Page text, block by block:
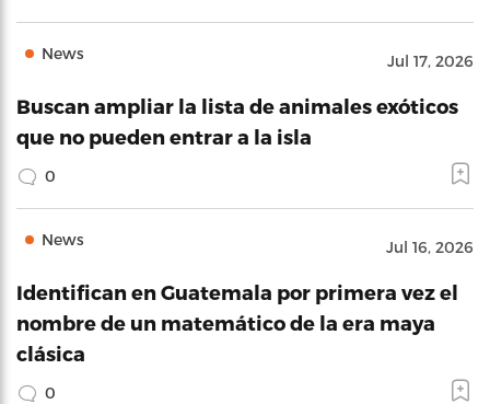
News Jul 17, 2026
Buscan ampliar la lista de animales exóticos
que no pueden entrar a la isla
0
News Jul 16, 2026
Identifican en Guatemala por primera vez el
nombre de un matemático de la era maya
clásica
0